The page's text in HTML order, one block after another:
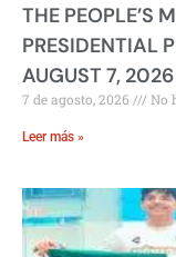
THE PEOPLE’S
PRESIDENTIAL
AUGUST 7, 2026
7 de agosto, 2026 No
Leer más »